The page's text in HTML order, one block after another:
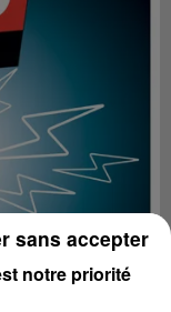
notre priorité
sans accepter